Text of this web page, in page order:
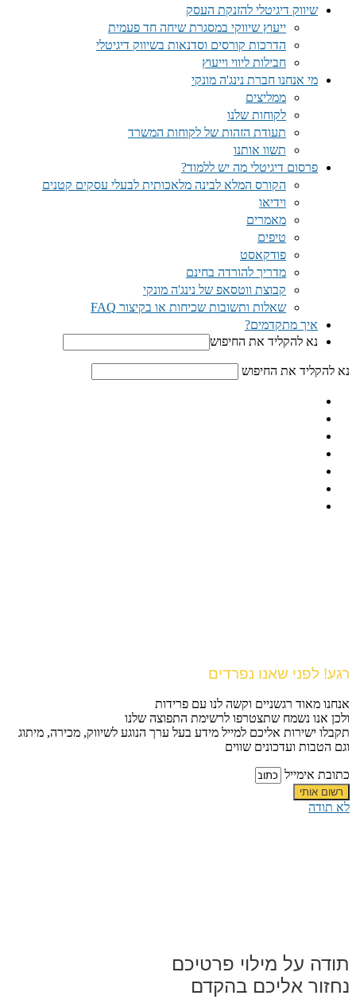
שיווק דיגיטלי להזנקת העסק
ייעוץ שיווקי במסגרת שיחה חד פעמית​
הדרכות קורסים וסדנאות בשיווק דיגיטלי
חבילות ליווי וייעוץ
מי אנחנו חברת נינג'ה מונקי
ממליצים
לקוחות שלנו
תעודת הזהות של לקוחות המשרד
תשוו אותנו
פרסום דיגיטלי מה יש ללמוד?
הקורס המלא לבינה מלאכותית לבעלי עסקים קטנים
וידיאו
מאמרים
טיפים
פודקאסט
מדריך להורדה בחינם
קבוצת ווטסאפ של נינג'ה מונקי​
שאלות ותשובות שכיחות או בקיצור FAQ
איך מתקדמים?
נא להקליד את החיפוש
נא להקליד את החיפוש
רגע! לפני שאנו נפרדים
אנחנו מאוד רגשניים וקשה לנו עם פרידות
ולכן אנו נשמח שתצטרפו לרשימת התפוצה שלנו
תקבלו ישירות אליכם למייל מידע בעל ערך הנוגע לשיווק, מכירה, מיתוג
וגם הטבות ועדכונים שווים
כתובת אימייל
רשום אותי
לא תודה
תודה על מילוי פרטיכם
נחזור אליכם בהקדם